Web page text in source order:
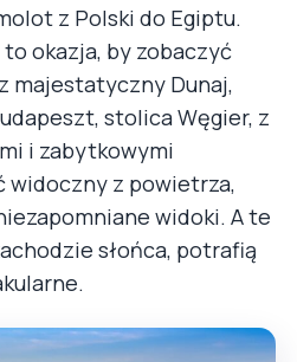
z Polski do Egiptu.
okazja, by zobaczyć
majestatyczny Dunaj,
stolica Węgier, z
i zabytkowymi
widoczny z powietrza,
widoki. A te
słońca, potrafią